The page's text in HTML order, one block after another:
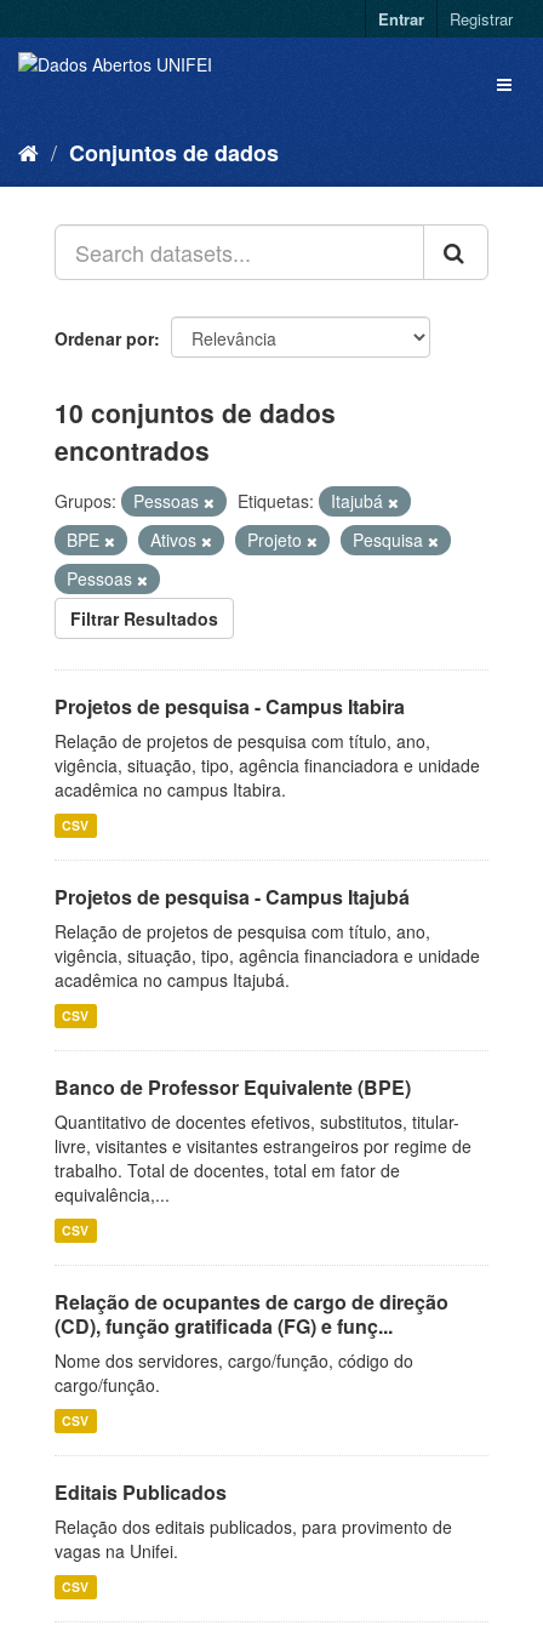
Entrar Registrar
Conjuntos de dados
Ordenar por
10 conjuntos de dados
encontrados
Grupos: Pessoas Etiquetas:
Itajubá
BPE
Ativos Projeto
Pesquisa
Pessoas
Filtrar Resultados
Projetos de pesquisa - Campus Itabira
Relação de projetos de pesquisa com título, ano,
vigência, situação, tipo, agência financiadora e unidade
acadêmica no campus Itabira.
CSV
Projetos de pesquisa - Campus Itajubá
Relação de projetos de pesquisa com título, ano,
vigência, situação, tipo, agência financiadora e unidade
acadêmica no campus Itajubá.
CSV
Banco de Professor Equivalente (BPE)
Quantitativo de docentes efetivos, substitutos, titular-
livre, visitantes e visitantes estrangeiros por regime de
trabalho. Total de docentes, total em fator de
equivalência,...
CSV
Relação de ocupantes de cargo de direção
(CD), função gratificada (FG) e funç...
Nome dos servidores, cargo/função, código do
cargo/função.
CSV
Editais Publicados
Relação dos editais publicados, para provimento de
vagas na Unifei.
CSV